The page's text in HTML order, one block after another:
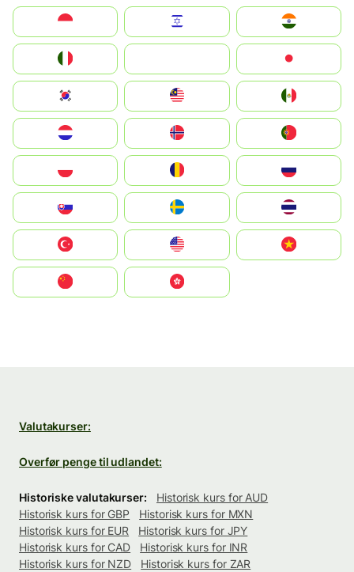
South Korea
United States
中國香港特別行政區
Valutakurser:
Overfør penge til udlandet:
Historiske valutakurser:
Historisk kurs for AUD
Historisk kurs for GBP
Historisk kurs for MXN
Historisk kurs for EUR
Historisk kurs for JPY
Historisk kurs for CAD
Historisk kurs for INR
Historisk kurs for NZD
Historisk kurs for ZAR